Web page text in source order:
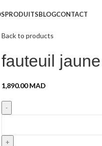
PRODUITSBLOGCONTACT
Back to products
fauteuil jaune
1,890.00MAD